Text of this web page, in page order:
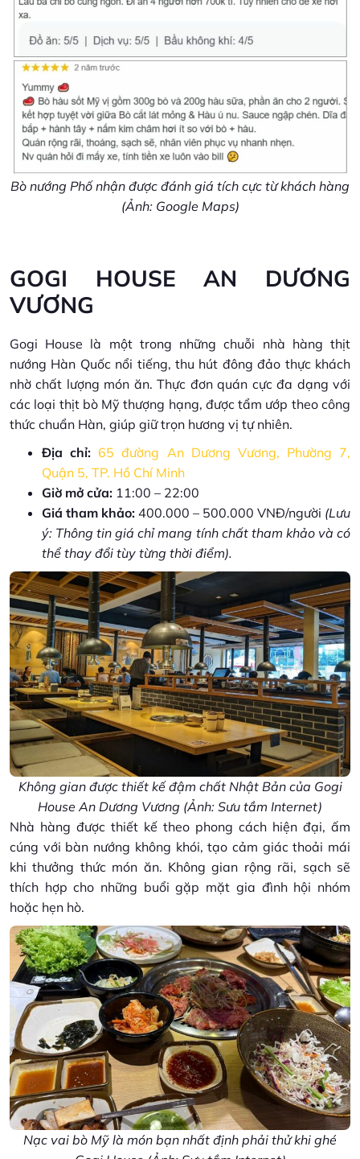
Bò nướng Phố nhận được đánh giá tích cực từ khách hàng
(Ảnh: Google Maps)
GOGI HOUSE AN DƯƠNG
VƯƠNG
Gogi House là một trong những chuỗi nhà hàng thịt
nướng Hàn Quốc nổi tiếng, thu hút đông đảo thực khách
nhờ chất lượng món ăn. Thực đơn quán cực đa dạng với
các loại thịt bò Mỹ thượng hạng, được tẩm ướp theo công
thức chuẩn Hàn, giúp giữ trọn hương vị tự nhiên.
Địa chỉ: 65 đường An Dương Vương, Phường 7,
Quận 5, TP. Hồ Chí Minh
Giờ mở cửa: 11:00 – 22:00
Giá tham khảo: 400.000 – 500.000 VNĐ/người (Lưu
ý: Thông tin giá chỉ mang tính chất tham khảo và có
thể thay đổi tùy từng thời điểm).
Không gian được thiết kế đậm chất Nhật Bản của Gogi
House An Dương Vương (Ảnh: Sưu tầm Internet)
Nhà hàng được thiết kế theo phong cách hiện đại, ấm
cúng với bàn nướng không khói, tạo cảm giác thoải mái
khi thưởng thức món ăn. Không gian rộng rãi, sạch sẽ
thích hợp cho những buổi gặp mặt gia đình hội nhóm
hoặc hẹn hò.
Nạc vai bò Mỹ là món bạn nhất định phải thử khi ghé